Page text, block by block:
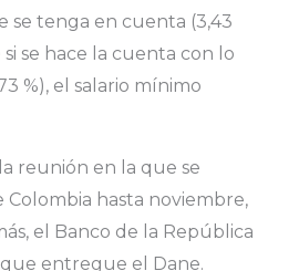
se tenga en cuenta (3,43
se hace la cuenta con lo
%), el salario mínimo
reunión en la que se
hasta noviembre,
el Banco de la República
entregue el Dane.